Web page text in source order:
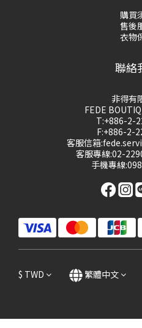
購買
售後
衣物
聯絡
非得有
FEDE
T:+886-2-
F:+886-2-
客服信箱
客服專線:02-
手機專線
$ TWD 繁體中文